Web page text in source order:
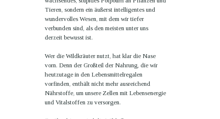
Tieren, sondern ein äußerst intelligentes und
wundervolles Wesen, mit dem wir tiefer
verbunden sind, als den meisten unter uns
derzeit bewusst ist.
Wer die Wildkräuter nutzt, hat klar die Nase
vorn. Denn der Großteil der Nahrung, die wir
heutzutage in den Lebensmittelregalen
vorfinden, enthält nicht mehr ausreichend
Nährstoffe, um unsere Zellen mit Lebensenergie
und Vitalstoffen zu versorgen.